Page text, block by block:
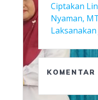
Ciptakan
Nyaman,